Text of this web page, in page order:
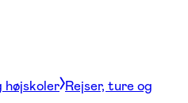
højskoler Rejser, ture og